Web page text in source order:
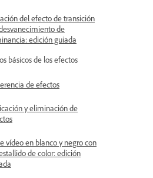
del efecto de transición
de
edición guiada
básicos de los efectos
de efectos
y eliminación de
vídeo en blanco y negro con
de color: edición